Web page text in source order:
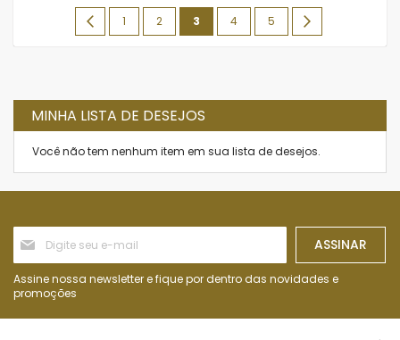
Página
Página
AnteriorPágina
1 Página
2
Você
a
3 Página
4 Página
5
MINHA LISTA DE DESEJOS
Você não tem nenhum item em sua lista de desejos.
Inscreva-
se
na
nossa
Newsletter:
ASSINAR
Assine nossa newsletter e fique por dentro das novidades e
promoções